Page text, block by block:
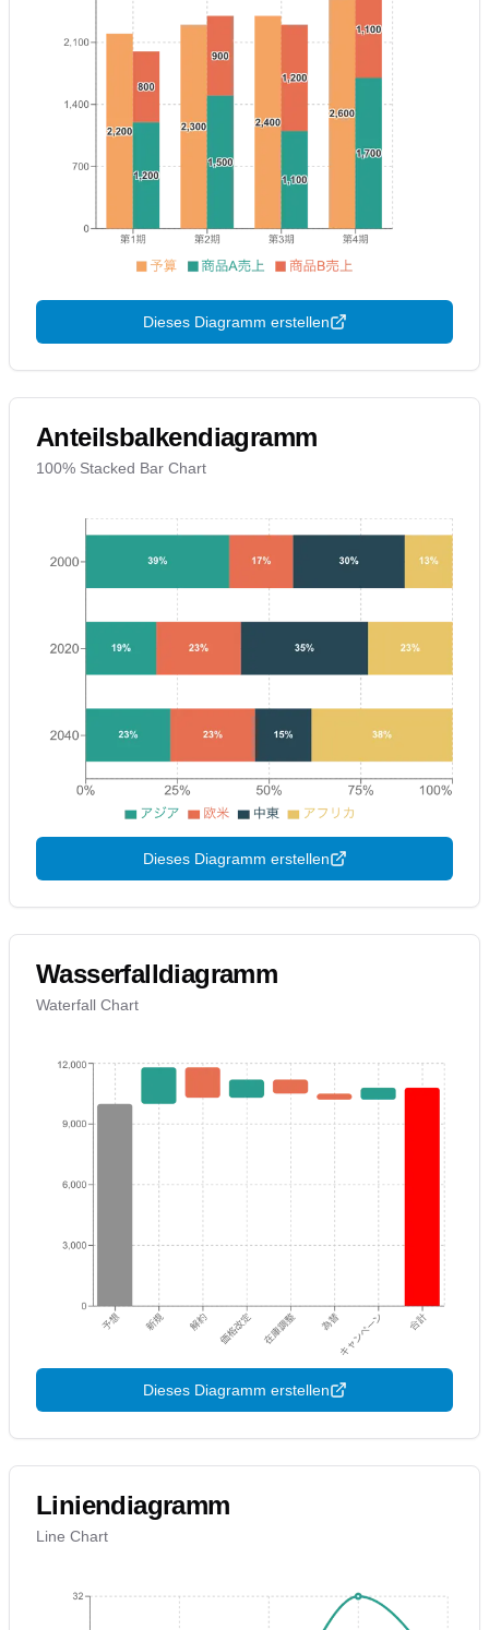
Dieses Diagramm erstellen
Anteilsbalkendiagramm
100% Stacked Bar Chart
Dieses Diagramm erstellen
Wasserfalldiagramm
Waterfall Chart
Dieses Diagramm erstellen
Liniendiagramm
Line Chart